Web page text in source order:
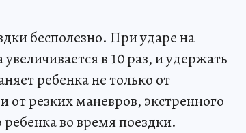
бесполезно. При ударе на
в 10 раз, и удержать
ребенка не только от
резких маневров, экстренного
во время поездки.